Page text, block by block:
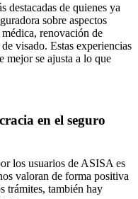
destacadas de quienes ya
sobre aspectos
renovación de
visado. Estas experiencias
mejor se ajusta a lo que
en el seguro
los usuarios de ASISA es
valoran de forma positiva
trámites, también hay